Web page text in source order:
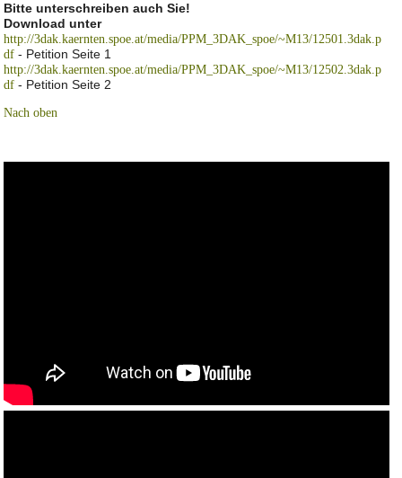
Bitte unterschreiben auch Sie!
Download unter
http://3dak.kaernten.spoe.at/media/PPM_3DAK_spoe/~M13/12501.3dak.p
df - Petition Seite 1
http://3dak.kaernten.spoe.at/media/PPM_3DAK_spoe/~M13/12502.3dak.p
df - Petition Seite 2
Nach oben